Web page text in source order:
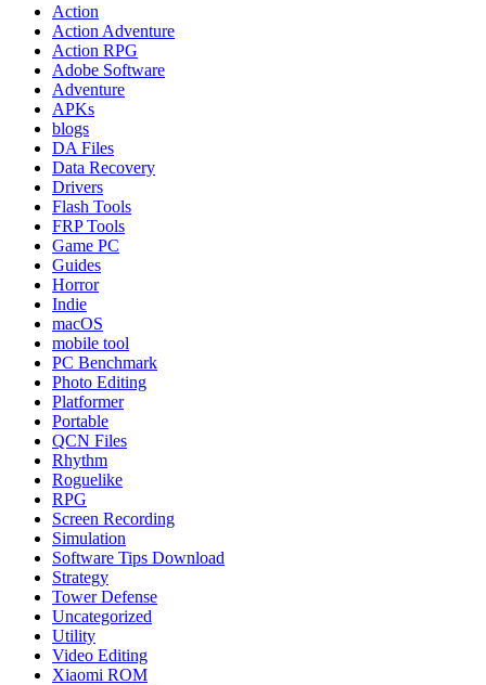
Action
Action Adventure
Action RPG
Adobe Software
Adventure
APKs
blogs
DA Files
Data Recovery
Drivers
Flash Tools
FRP Tools
Game PC
Guides
Horror
Indie
macOS
mobile tool
PC Benchmark
Photo Editing
Platformer
Portable
QCN Files
Rhythm
Roguelike
RPG
Screen Recording
Simulation
Software Tips Download
Strategy
Tower Defense
Uncategorized
Utility
Video Editing
Xiaomi ROM